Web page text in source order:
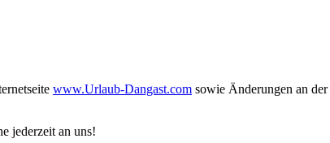
www.Urlaub-Dangast.com sowie Änderungen an der
jederzeit an uns!